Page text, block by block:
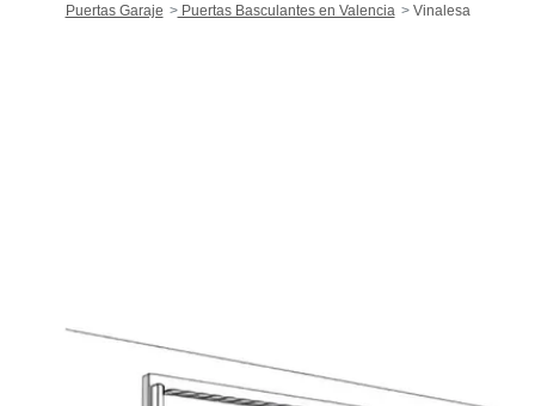
Puertas Garaje Puertas Basculantes en Valencia Vinalesa